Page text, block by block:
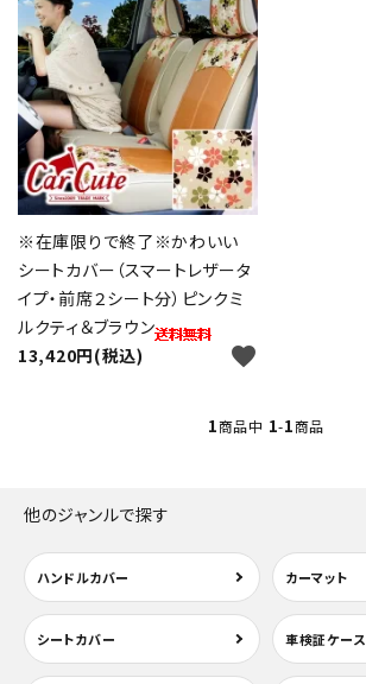
※在庫限りで終了※かわいい
シートカバー（スマートレザータ
イプ・前席２シート分）ピンクミ
ルクティ＆ブラウン
13,420円(税込)
favorite
1商品中 1-1商品
他のジャンルで探す
ハンドルカバー カーマット
シートカバー 車検証ケース